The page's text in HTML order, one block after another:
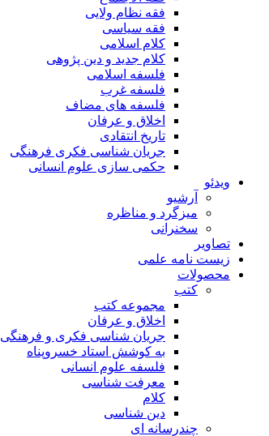
فقه نظام ولایی
فقه سیاسی
کلام اسلامی
کلام جدید و دین پژوهی
فلسفه اسلامی
فلسفه غرب
فلسفه های مضاف
اخلاق و عرفان
تاریخ انتقادی
جریان شناسی فکری فرهنگی
حکمی سازی علوم انسانی
ویدئو
آرشیو
میزگرد و مناظره
سخنرانی
تصاویر
زیست نامه علمی
محصولات
کتب
مجموعه کتب
اخلاق و عرفان
جریان شناسی فکری و فرهنگی
به کوشش استاد خسروپناه
فلسفه علوم انسانی
معرفت شناسی
کلام
دین شناسی
چندرسانه ای